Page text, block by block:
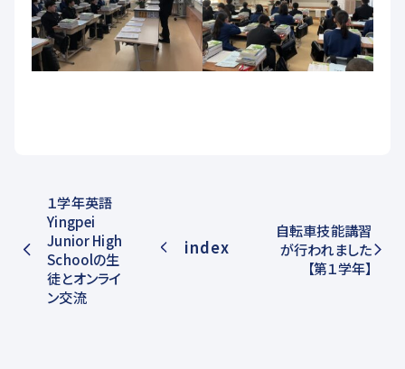
１学年英語
Yingpei
Junior High
Schoolの生
徒とオンライ
ン交流
index
自転車技能講習
が行われました
【第１学年】